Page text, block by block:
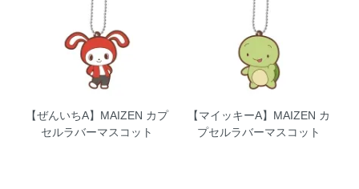
【ぜんいちA】MAIZEN カプ
セルラバーマスコット
【マイッキーA】MAIZEN カ
プセルラバーマスコット